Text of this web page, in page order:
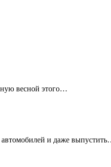
весной этого…
автомобилей и даже